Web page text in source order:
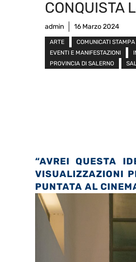
CONQUISTA
admin 16 Marzo 2024
ARTE COMUNICATI STAMPA
EVENTI E MANIFESTAZIONI
PROVINCIA DI SALERNO
“AVREI QUESTA
VISUALIZZAZIONI
PUNTATA AL